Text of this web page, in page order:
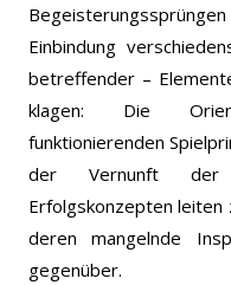
Einbindung
betreffender –
klagen: Die
funktionierenden
der Vernunft der
Erfolgskonzepten leiten
deren mangelnde
gegenüber.